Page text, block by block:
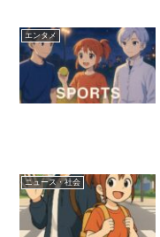
エンタメ
ニュース・社会